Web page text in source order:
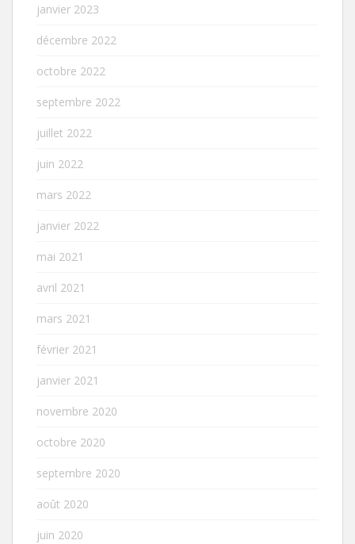
janvier 2023
décembre 2022
octobre 2022
septembre 2022
juillet 2022
juin 2022
mars 2022
janvier 2022
mai 2021
avril 2021
mars 2021
février 2021
janvier 2021
novembre 2020
octobre 2020
septembre 2020
août 2020
juin 2020